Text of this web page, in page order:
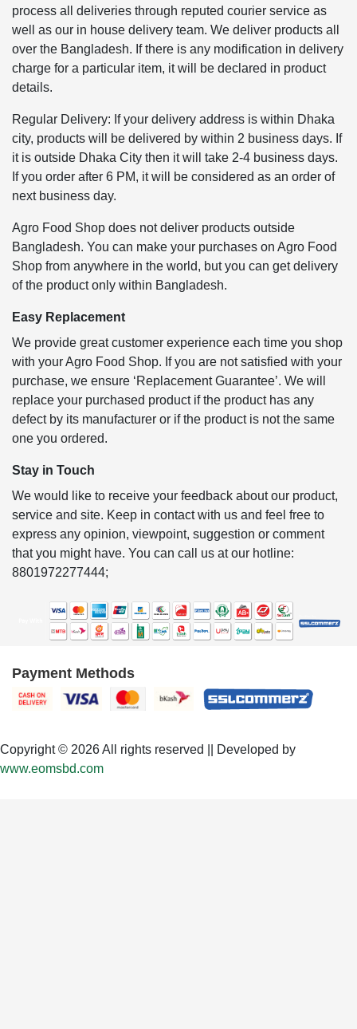
process all deliveries through reputed courier service as
well as our in house delivery team. We deliver products all
over the Bangladesh. If there is any modification in delivery
charge for a particular item, it will be declared in product
details.
Regular Delivery: If your delivery address is within Dhaka
city, products will be delivered by within 2 business days. If
it is outside Dhaka City then it will take 2-4 business days.
If you order after 6 PM, it will be considered as an order of
next business day.
Agro Food Shop does not deliver products outside
Bangladesh. You can make your purchases on Agro Food
Shop from anywhere in the world, but you can get delivery
of the product only within Bangladesh.
Easy Replacement
We provide great customer experience each time you shop
with your Agro Food Shop. If you are not satisfied with your
purchase, we ensure ‘Replacement Guarantee’. We will
replace your purchased product if the product has any
defect by its manufacturer or if the product is not the same
one you ordered.
Stay in Touch
We would like to receive your feedback about our product,
service and site. Keep in contact with us and feel free to
express any opinion, viewpoint, suggestion or comment
that you might have. You can call us at our hotline:
8801972277444;
Payment Methods
Copyright © 2026 All rights reserved || Developed by
www.eomsbd.com